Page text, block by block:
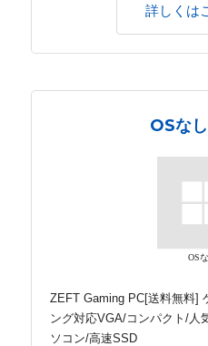
詳しくは
OSな
OSな
ZEFT Gaming PC[送料無料]
ング対応VGA/コンパクト/人
ソコン/高速SSD